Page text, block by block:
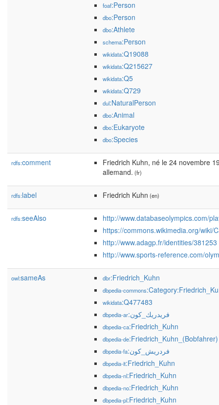
foaf:Person
dbo:Person
dbo:Athlete
schema:Person
wikidata:Q19088
wikidata:Q215627
wikidata:Q5
wikidata:Q729
dul:NaturalPerson
dbo:Animal
dbo:Eukaryote
dbo:Species
rdfs:comment
Friedrich Kuhn, né le 24 novembre
allemand. (fr)
rdfs:label Friedrich Kuhn (en)
rdfs:seeAlso
http://www.databaseolympics.com/
https://commons.wikimedia.org/wiki/
http://www.adagp.fr/identities/381253
http://www.sports-reference.com/
owl:sameAs dbr:Friedrich_Kuhn
dbpedia-commons
wikidata:Q477483
dbpedia-ar :فريدريك_كون
dbpedia-ca:Friedrich_Kuhn
dbpedia-de:Friedrich_Kuhn_(Bobfahrer)
dbpedia-fa :فردریش_کون
dbpedia-it:Friedrich_Kuhn
dbpedia-nl:Friedrich_Kuhn
dbpedia-no:Friedrich_Kuhn
dbpedia-pl:Friedrich_Kuhn